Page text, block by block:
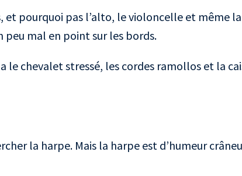
et pourquoi pas l’alto, le violoncelle et même la
peu mal en point sur les bords.
le chevalet stressé, les cordes ramollos et la
la harpe. Mais la harpe est d’humeur